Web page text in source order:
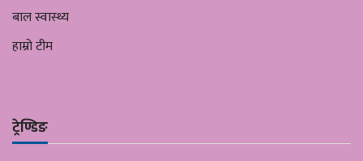
बाल स्वास्थ्य
हाम्रो टीम
ट्रेण्डिङ